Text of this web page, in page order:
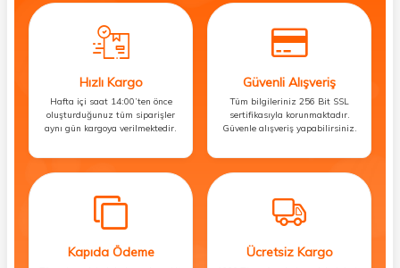
Hızlı Kargo
Hafta içi saat 14:00’ten önce
oluşturduğunuz tüm siparişler
aynı gün kargoya verilmektedir.
Güvenli Alışveriş
Tüm bilgileriniz 256 Bit SSL
sertifikasıyla korunmaktadır.
Güvenle alışveriş yapabilirsiniz.
Kapıda Ödeme Ücretsiz Kargo